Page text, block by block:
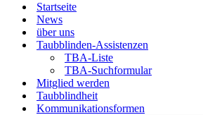
Startseite
News
über uns
Taubblinden-Assistenzen
TBA-Liste
TBA-Suchformular
Mitglied werden
Taubblindheit
Kommunikationsformen